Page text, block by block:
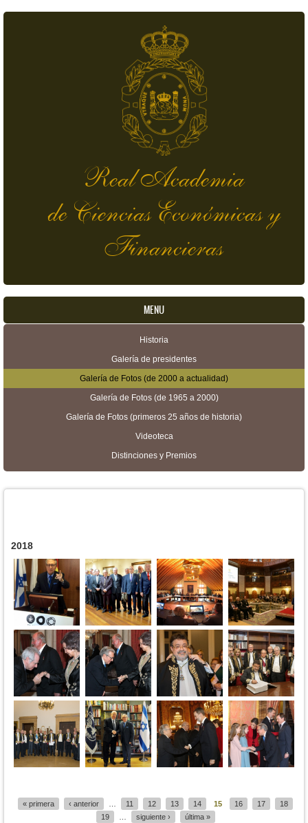
Real Academia
de Ciencias Económicas y
Financieras
MENU
Historia
Galería de presidentes
Galería de Fotos (de 2000 a actualidad)
Galería de Fotos (de 1965 a 2000)
Galería de Fotos (primeros 25 años de historia)
Videoteca
Distinciones y Premios
2018
« primera ‹ anterior 11 12 13 14 15 16 17
18
19
siguiente › última »